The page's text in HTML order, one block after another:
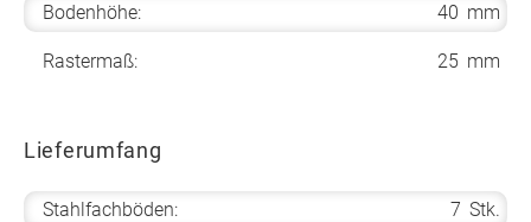
Bodenhöhe: 40 mm
Rastermaß: 25 mm
Lieferumfang
Stahlfachböden: 7 Stk.